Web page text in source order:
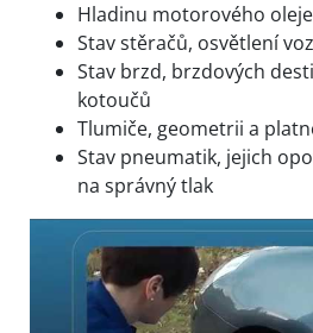
Hladinu motorového
Stav stěračů, osvětlení
Stav brzd, brzdových
kotoučů
Tlumiče, geometrii a
Stav pneumatik, jejich
na správný tlak